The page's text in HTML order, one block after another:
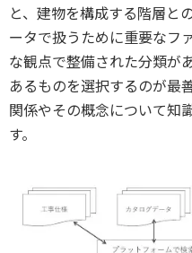
と、建物を構成する階層と
ータで扱うために重要なフ
な観点で整備された分類が
あるものを選択するのが最
関係やその概念について知
す。